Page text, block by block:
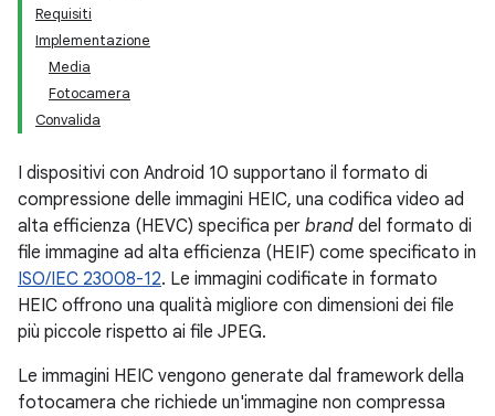
Requisiti
Implementazione
Media
Fotocamera
Convalida
I dispositivi con Android 10 supportano il formato di
compressione delle immagini HEIC, una codifica video ad
alta efficienza (HEVC) specifica per brand del formato di
file immagine ad alta efficienza (HEIF) come specificato in
ISO/IEC 23008-12. Le immagini codificate in formato
HEIC offrono una qualità migliore con dimensioni dei file
più piccole rispetto ai file JPEG.
Le immagini HEIC vengono generate dal framework della
fotocamera che richiede un'immagine non compressa